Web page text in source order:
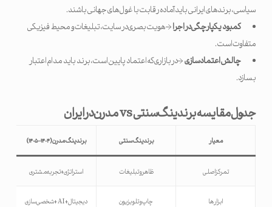
سیاسی، برندهای ایرانی باید آماده رقابت با غول‌های جهانی باشند.
کمبود یکپارچگی در اجرا→ هویت بصری در سایت، تبلیغات و محیط فیزیکی
متفاوت است.
چالش اعتمادسازی→ در بازاری که اعتماد پایین است، برند باید مدام اعتبار
بسازد.
جدول مقایسه برندینگ سنتیvs مدرن در ایران
معیار برندینگ سنتی برندینگ مدرن(۱۴۰۴–۱۴۰۵)
تمرکز اصلی ظاهر و تبلیغات استراتژی + تجربه مشتری
ابزارها چاپ و تلویزیون دیجیتال + AI + شخصی‌سازی